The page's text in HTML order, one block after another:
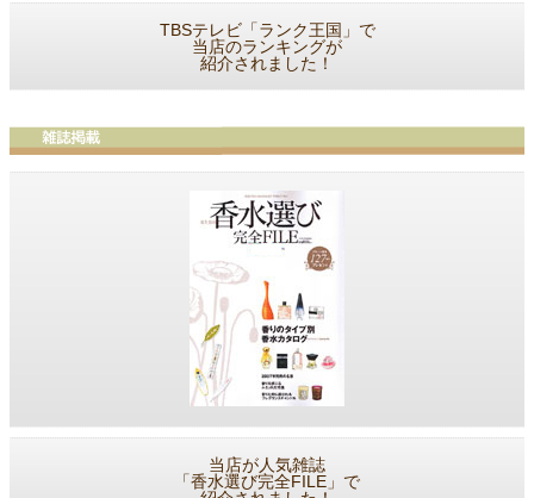
TBSテレビ「ランク王国」で
当店のランキングが
紹介されました！
当店が人気雑誌
「香水選び完全FILE」で